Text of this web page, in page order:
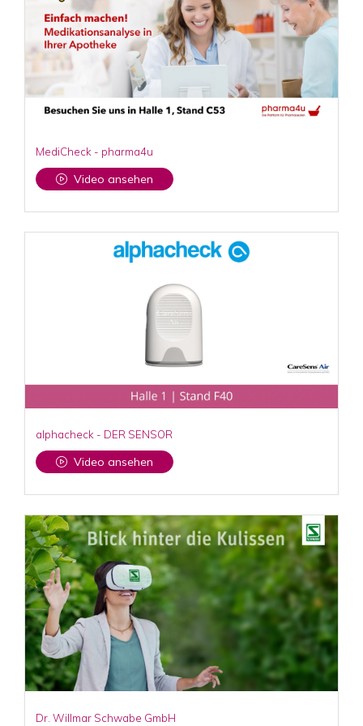
MediCheck - pharma4u
Video ansehen
alphacheck - DER SENSOR
Video ansehen
Dr. Willmar Schwabe GmbH